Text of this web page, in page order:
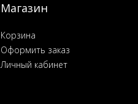
Магазин
Корзина
Оформить заказ
Личный кабинет